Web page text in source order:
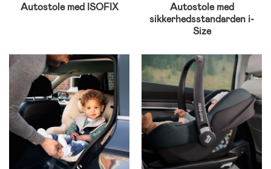
Autostole med ISOFIX
Autostole med
sikkerhedsstandarden i-
Size